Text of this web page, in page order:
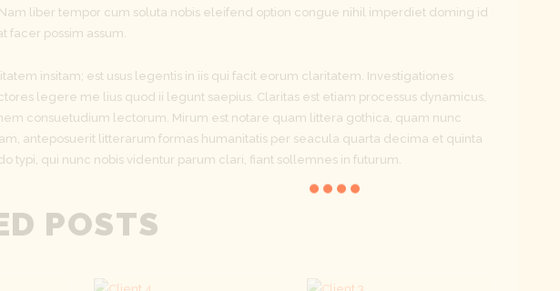
liber tempor cum soluta nobis eleifend option congue nihil imperdiet doming id
facer possim assum.
insitam; est usus legentis in iis qui facit eorum claritatem. Investigationes
legere me lius quod ii legunt saepius. Claritas est etiam processus dynamicus,
consuetudium lectorum. Mirum est notare quam littera gothica, quam nunc
anteposuerit litterarum formas humanitatis per seacula quarta decima et quinta
typi, qui nunc nobis videntur parum clari, fiant sollemnes in futurum.
POSTS